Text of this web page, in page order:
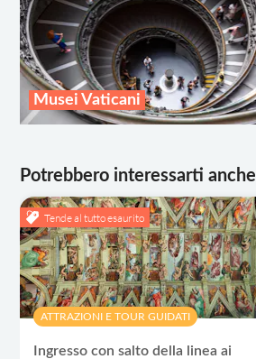
Musei Vaticani
Potrebbero interessarti anche
Tende al tutto esaurito
ATTRAZIONI E TOUR GUIDATI
Ingresso con salto della linea ai